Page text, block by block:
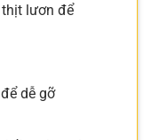
lươn để
dễ gỡ